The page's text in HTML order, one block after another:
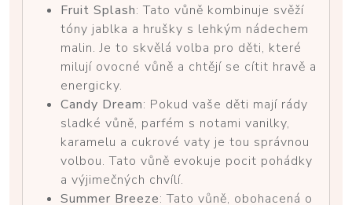
Fruit Splash: Tato vůně kombinuje svěží
tóny jablka a hrušky s lehkým nádechem
malin. Je to skvělá volba pro děti, které
milují ovocné vůně a chtějí se cítit hravě a
energicky.
Candy Dream: Pokud vaše děti mají rády
sladké vůně, parfém s notami vanilky,
karamelu a cukrové vaty je tou správnou
volbou. Tato vůně evokuje pocit pohádky
a výjimečných chvílí.
Summer Breeze: Tato vůně, obohacená o